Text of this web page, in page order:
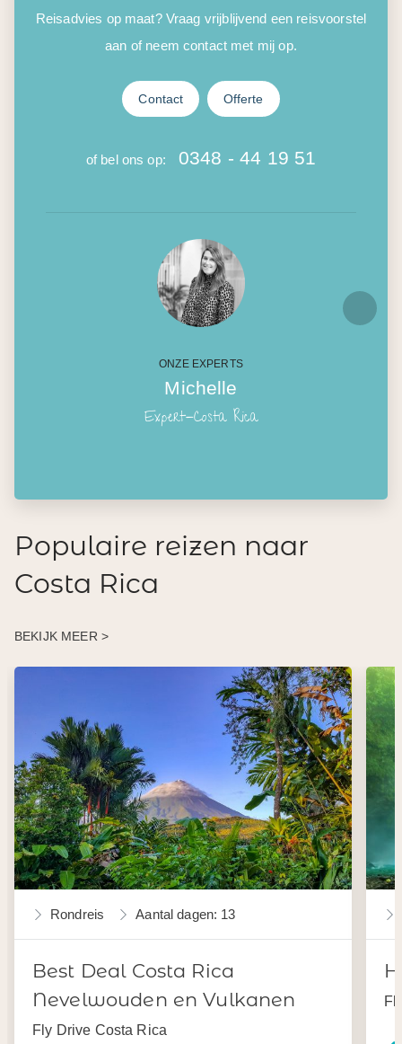
Reisadvies op maat? Vraag vrijblijvend een reisvoorstel
aan of neem contact met mij op.
Contact Offerte
of bel ons op: 0348 - 44 19 51
ONZE EXPERTS
Michelle
Expert-Costa Rica
Populaire reizen naar
Costa Rica
BEKIJK MEER >
Rondreis Aantal dagen: 13
Best Deal Costa Rica
Nevelwouden en Vulkanen
Fly Drive Costa Rica